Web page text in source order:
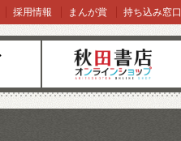
オンラインショップ
採用情報 まんが賞 持ち込み窓口